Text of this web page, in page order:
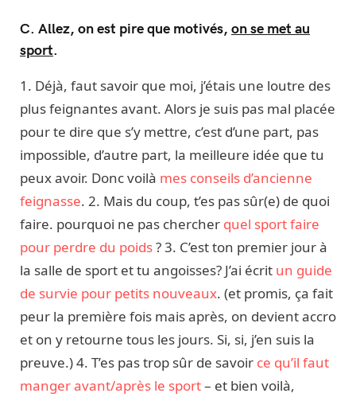
C. Allez, on est pire que motivés, on se met au
sport.
1. Déjà, faut savoir que moi, j’étais une loutre des
plus feignantes avant. Alors je suis pas mal placée
pour te dire que s’y mettre, c’est d’une part, pas
impossible, d’autre part, la meilleure idée que tu
peux avoir. Donc voilà mes conseils d’ancienne
feignasse. 2. Mais du coup, t’es pas sûr(e) de quoi
faire. pourquoi ne pas chercher quel sport faire
pour perdre du poids? 3. C’est ton premier jour à
la salle de sport et tu angoisses? J’ai écrit un guide
de survie pour petits nouveaux. (et promis, ça fait
peur la première fois mais après, on devient accro
et on y retourne tous les jours. Si, si, j’en suis la
preuve.) 4. T’es pas trop sûr de savoir ce qu’il faut
manger avant/après le sport– et bien voilà,